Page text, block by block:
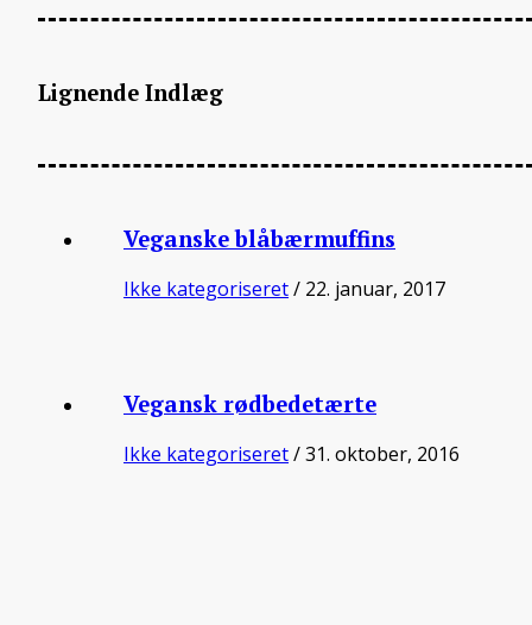
Lignende Indlæg
Veganske blåbærmuffins
Ikke kategoriseret/ 22. januar, 2017
Vegansk rødbedetærte
Ikke kategoriseret/ 31. oktober, 2016